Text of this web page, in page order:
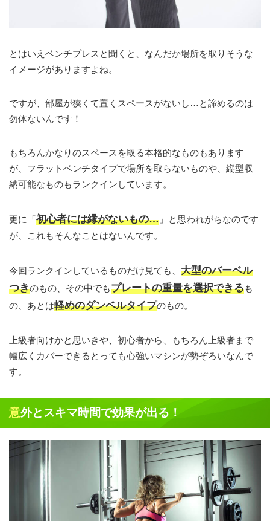
とはいえベンチプレスと聞くと、なんだか場所を取りそうな
イメージがありますよね。
ですが、部屋が狭くて置くスペースがないし…と諦めるのは
勿体ないんです！
もちろんかなりのスペースを取る本格的なものもあります
が、フラットベンチタイプで場所を取らないものや、縦型収
納可能なものもランクインしています。
更に「初心者には縁がないもの… 」と思われがちなのです
が、これもそんなことはないんです。
今回ランクインしているものだけ見ても、 大型のバーベル
つきのもの、その中でもプレートの重量を選択できるも
の、あとは軽めのダンベルタイプのもの。
上級者向けかと思いきや、初心者から、もちろん上級者まで
幅広くカバーできるとっても心強いマシンが勢ぞろいなんで
す。
意外とスキマ時間で効果が出る！